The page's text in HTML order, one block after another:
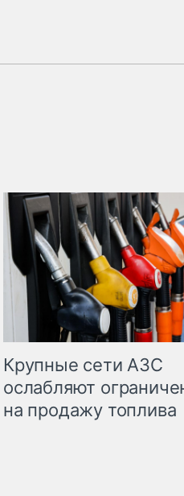
Крупные сети АЗС
ослабляют
на продажу топлива